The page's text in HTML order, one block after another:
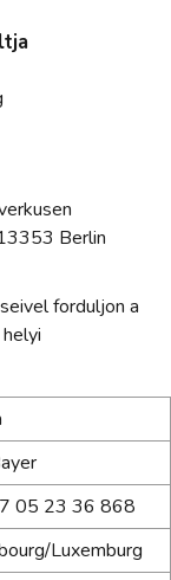
Berlin
forduljon a
05 23 36 868
Luxemburg